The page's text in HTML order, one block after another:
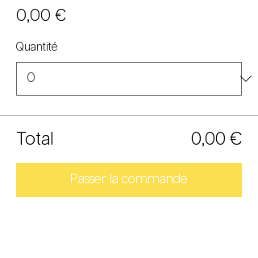
0,00 €
Quantité
Total 0,00 €
Passer la commande